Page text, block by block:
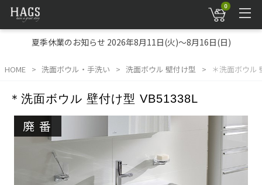
0
夏季休業のお知らせ 2026年8月11日(火)～8月16日(日)
HOME 洗面ボウル・手洗い 洗面ボウル 壁付け型 ＊洗面ボウル
＊洗面ボウル 壁付け型 VB51338L
廃番